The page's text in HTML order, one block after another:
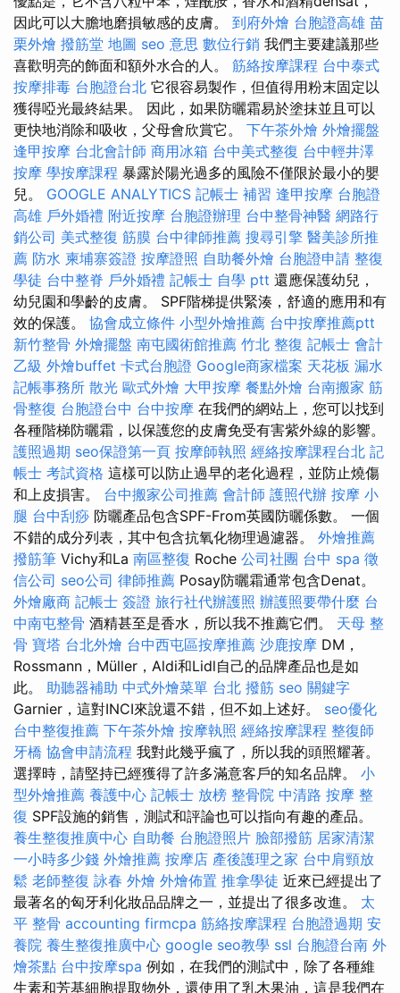
因此可以大膽地磨損敏感的皮膚。 到府外燴 台胞證高雄 苗
栗外燴 撥筋堂 地圖 seo 意思 數位行銷 我們主要建議那些
喜歡明亮的飾面和額外水合的人。 筋絡按摩課程 台中泰式
按摩排毒 台胞證台北 它很容易製作，但值得用粉末固定以
獲得啞光最終結果。 因此，如果防曬霜易於塗抹並且可以
更快地消除和吸收，父母會欣賞它。 下午茶外燴 外燴擺盤
逢甲按摩 台北會計師 商用冰箱 台中美式整復 台中輕井澤
按摩 學按摩課程 暴露於陽光過多的風險不僅限於最小的嬰
兒。 GOOGLE ANALYTICS 記帳士 補習 逢甲按摩 台胞證
高雄 戶外婚禮 附近按摩 台胞證辦理 台中整骨神醫 網路行
銷公司 美式整復 筋膜 台中律師推薦 搜尋引擎 醫美診所推
薦 防水 柬埔寨簽證 按摩證照 自助餐外燴 台胞證申請 整復
學徒 台中整脊 戶外婚禮 記帳士 自學 ptt 還應保護幼兒，
幼兒園和學齡的皮膚。 SPF階梯提供緊湊，舒適的應用和有
效的保護。 協會成立條件 小型外燴推薦 台中按摩推薦ptt
新竹整骨 外燴擺盤 南屯國術館推薦 竹北 整復 記帳士 會計
乙級 外燴buffet 卡式台胞證 Google商家檔案 天花板 漏水
記帳事務所 散光 歐式外燴 大甲按摩 餐點外燴 台南搬家 筋
骨整復 台胞證台中 台中按摩 在我們的網站上，您可以找到
各種階梯防曬霜，以保護您的皮膚免受有害紫外線的影響。
護照過期 seo保證第一頁 按摩師執照 經絡按摩課程台北 記
帳士 考試資格 這樣可以防止過早的老化過程，並防止燒傷
和上皮損害。 台中搬家公司推薦 會計師 護照代辦 按摩 小
腿 台中刮痧 防曬產品包含SPF-From英國防曬係數。 一個
不錯的成分列表，其中包含抗氧化物理過濾器。 外燴推薦
撥筋筆 Vichy和La 南區整復 Roche 公司社團 台中 spa 徵
信公司 seo公司 律師推薦 Posay防曬霜通常包含Denat。
外燴廠商 記帳士 簽證 旅行社代辦護照 辦護照要帶什麼 台
中南屯整骨 酒精甚至是香水，所以我不推薦它們。 天母 整
骨 寶塔 台北外燴 台中西屯區按摩推薦 沙鹿按摩 DM，
Rossmann，Müller，Aldi和Lidl自己的品牌產品也是如
此。 助聽器補助 中式外燴菜單 台北 撥筋 seo 關鍵字
Garnier，這對INCI來說還不錯，但不如上述好。 seo優化
台中整復推薦 下午茶外燴 按摩執照 經絡按摩課程 整復師
牙橋 協會申請流程 我對此幾乎瘋了，所以我的頭照耀著。
選擇時，請堅持已經獲得了許多滿意客戶的知名品牌。 小
型外燴推薦 養護中心 記帳士 放榜 整骨院 中清路 按摩 整
復 SPF設施的銷售，測試和評論也可以指向有趣的產品。
養生整復推廣中心 自助餐 台胞證照片 臉部撥筋 居家清潔
一小時多少錢 外燴推薦 按摩店 產後護理之家 台中肩頸放
鬆 老師整復 詠春 外燴 外燴佈置 推拿學徒 近來已經提出了
最著名的匈牙利化妝品品牌之一，並提出了很多改進。 太
平 整骨 accounting firmcpa 筋絡按摩課程 台胞證過期 安
養院 養生整復推廣中心 google seo教學 ssl 台胞證台南 外
燴茶點 台中按摩spa 例如，在我們的測試中，除了各種維
生素和芳基細胞提取物外，還使用了乳木果油，這是我們在